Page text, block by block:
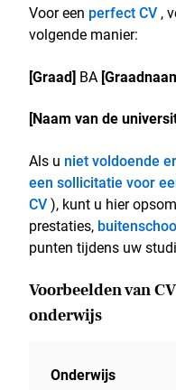
Voor een perfect CV,
volgende manier:
[Graad] BA
[Naam van de
Als u niet voldoende
een sollicitatie voor
CV), kunt u hier
prestaties,
punten tijdens uw
Voorbeelden van
onderwijs
Onderwijs